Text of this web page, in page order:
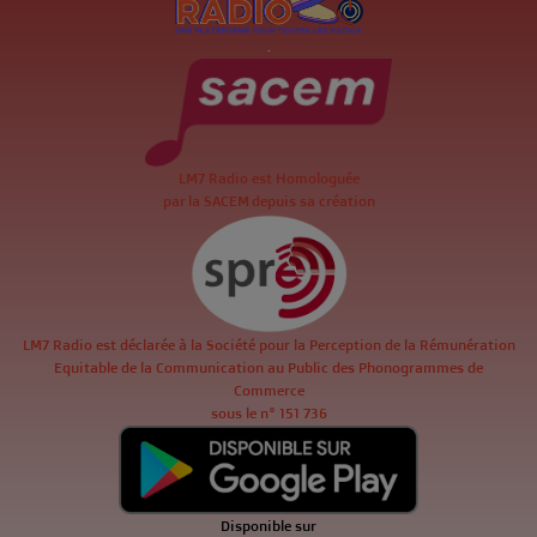
.
LM7 Radio est Homologuée
par la SACEM depuis sa création
LM7 Radio est déclarée à la Société pour la Perception de la Rémunération
Equitable de la Communication au Public des Phonogrammes de
Commerce
sous le n° 151 736
Disponible sur